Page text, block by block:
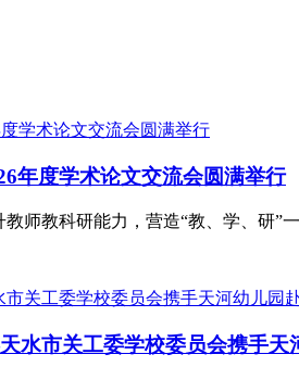
年度学术论文交流会圆满举行
师教科研能力，营造“教、学、研”
市关工委学校委员会携手天